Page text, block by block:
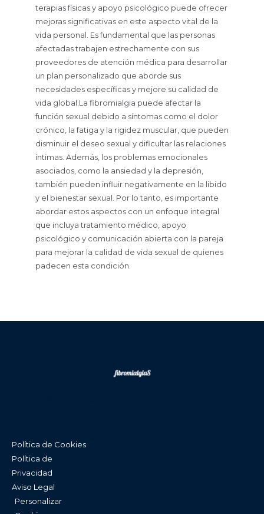
terapias físicas y apoyo psicológico puede ofrecer
mejoras significativas en este aspecto vital de la
vida personal. Es fundamental que las personas
afectadas trabajen estrechamente con sus
proveedores de atención médica para desarrollar
un plan personalizado que aborde sus
necesidades específicas y mejore su calidad de
vida global.La fibromialgia puede afectar la
función sexual debido a síntomas como el dolor
crónico, la fatiga y la rigidez muscular, que pueden
disminuir el deseo sexual y dificultar las relaciones
íntimas. Además, los problemas emocionales
asociados, como la ansiedad y la depresión,
también pueden influir negativamente en la libido
y el bienestar sexual. Por lo tanto, es importante
abordar estos aspectos con un enfoque integral
que incluya tratamiento médico, apoyo
psicológico y comunicación abierta con la pareja
para mejorar la calidad de vida sexual de quienes
padecen esta condición.
Política de Cookies
Política de
Privacidad
Aviso Legal
Personalizar